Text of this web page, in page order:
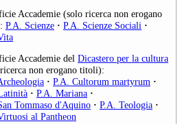
Accademie (solo ricerca non erogano
P.A. Scienze · P.A. Scienze Sociali ·
Accademie del Dicastero per la cultura
non erogano titoli):
· P.A. Cultorum martyrum ·
· P.A. Mariana ·
Tommaso d'Aquino · P.A. Teologia ·
al Pantheon